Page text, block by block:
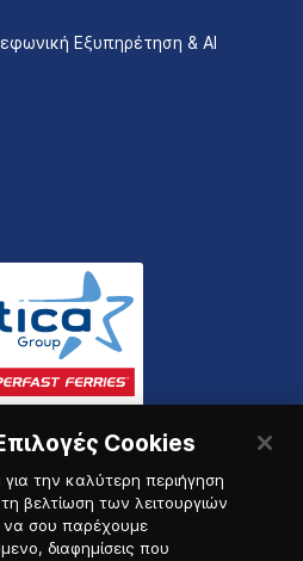
Εξυπηρέτηση & AI
Cookies
την καλύτερη περιήγηση
τη βελτίωση των λειτουργιών
να σου παρέχουμε
διαφημίσεις που